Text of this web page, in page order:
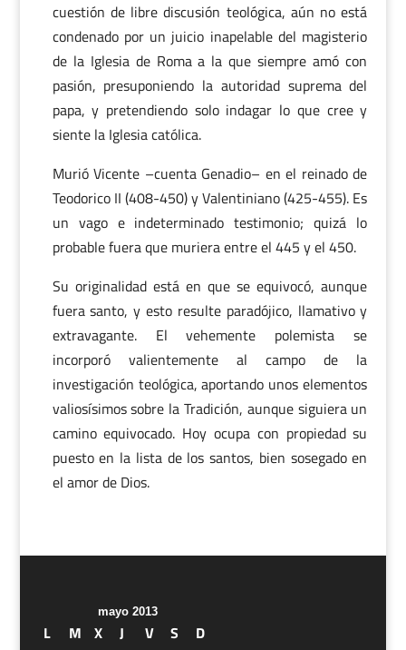
cuestión de libre discusión teológica, aún no está
condenado por un juicio inapelable del magisterio
de la Iglesia de Roma a la que siempre amó con
pasión, presuponiendo la autoridad suprema del
papa, y pretendiendo solo indagar lo que cree y
siente la Iglesia católica.
Murió Vicente –cuenta Genadio– en el reinado de
Teodorico II (408-450) y Valentiniano (425-455). Es
un vago e indeterminado testimonio; quizá lo
probable fuera que muriera entre el 445 y el 450.
Su originalidad está en que se equivocó, aunque
fuera santo, y esto resulte paradójico, llamativo y
extravagante. El vehemente polemista se
incorporó valientemente al campo de la
investigación teológica, aportando unos elementos
valiosísimos sobre la Tradición, aunque siguiera un
camino equivocado. Hoy ocupa con propiedad su
puesto en la lista de los santos, bien sosegado en
el amor de Dios.
mayo 2013
L M X J V S
D